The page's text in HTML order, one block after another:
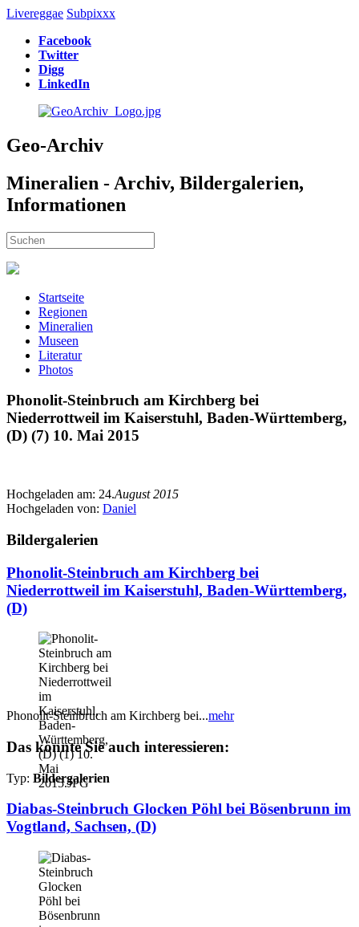
Livereggae Subpixxx
Facebook
Twitter
Digg
LinkedIn
Geo-Archiv
Mineralien - Archiv, Bildergalerien,
Informationen
Startseite
Regionen
Mineralien
Museen
Literatur
Photos
Phonolit-Steinbruch am Kirchberg bei
Niederrottweil im Kaiserstuhl, Baden-Württemberg,
(D) (7) 10. Mai 2015
Hochgeladen am: 24.August 2015
Hochgeladen von: Daniel
Bildergalerien
Phonolit-Steinbruch am Kirchberg bei
Niederrottweil im Kaiserstuhl, Baden-Württemberg,
(D)
Phonolit-Steinbruch am Kirchberg bei...mehr
Das könnte Sie auch interessieren:
Typ: Bildergalerien
Diabas-Steinbruch Glocken Pöhl bei Bösenbrunn im
Vogtland, Sachsen, (D)